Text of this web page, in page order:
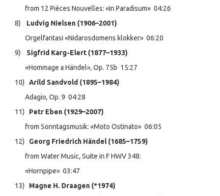
from 12 Pièces Nouvelles: «In Paradisum» 04:26
8) Ludvig Nielsen (1906–2001)
Orgelfantasi «Nidarosdomens klokker» 06:20
9) Sigfrid Karg-Elert (1877–1933)
«Hommage a Händel», Op. 75b 15:27
10) Arild Sandvold (1895–1984)
Adagio, Op. 9 04:28
11) Petr Eben (1929–2007)
from Sonntagsmusik: «Moto Ostinato» 06:05
12) Georg Friedrich Händel (1685–1759)
from Water Music, Suite in F HWV 348:
«Hornpipe» 03:47
13) Magne H. Draagen (*1974)